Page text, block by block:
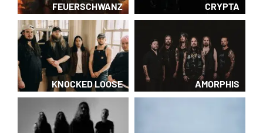
FEUERSCHWANZ CRYPTA
KNOCKED LOOSE AMORPHIS